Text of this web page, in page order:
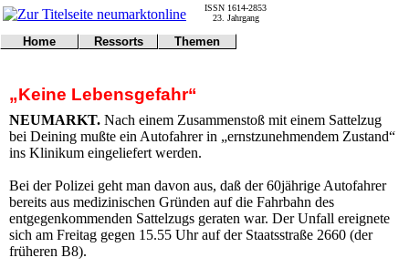
„Keine Lebensgefahr“
NEUMARKT. Nach einem Zusammenstoß mit einem Sattelzug
bei Deining mußte ein Autofahrer in „ernstzunehmendem Zustand“
ins Klinikum eingeliefert werden.
Bei der Polizei geht man davon aus, daß der 60jährige Autofahrer
bereits aus medizinischen Gründen auf die Fahrbahn des
entgegenkommenden Sattelzugs geraten war. Der Unfall ereignete
sich am Freitag gegen 15.55 Uhr auf der Staatsstraße 2660 (der
früheren B8).
ISSN 1614-2853
23. Jahrgang
Home
Notfall
Impressum
Ressorts
Wirtschaft
Sport
Polizei
Wetter
Themen
Gericht
Online
Gesundheit
Tipps
Statistiken
@NM
Freizeit
Leute